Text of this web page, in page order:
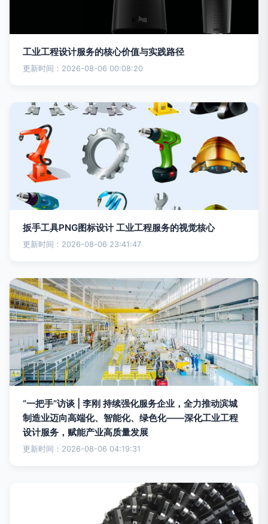
工业工程设计服务的核心价值与实践路径
更新时间：2026-08-06 00:08:20
扳手工具PNG图标设计 工业工程服务的视觉核心
更新时间：2026-08-06 23:41:47
“一把手”访谈 | 李刚 持续强化服务企业，全力推动滨城
制造业迈向高端化、智能化、绿色化——深化工业工程
设计服务，赋能产业高质量发展
更新时间：2026-08-06 04:19:31